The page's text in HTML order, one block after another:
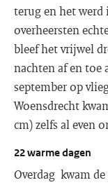
terug en het werd
overheersten
bleef het vrijwel
nachten af en toe
september op
Woensdrecht
cm) zelfs al even
22 warme dagen
Overdag kwam